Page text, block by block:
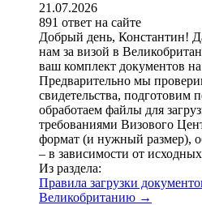
21.07.2026
891 ответ на сайте
Добрый день, Константин!
нам за визой в
ваш комплект документов
Предварительно мы
свидетельства, подготовим
обработаем файлы для
требованиями Визового
формат (и нужный размер),
– в зависимости от
Из раздела:
Правила загрузки
Великобританию →